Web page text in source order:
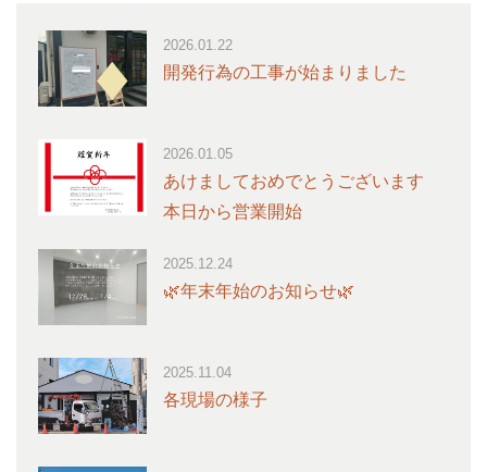
2026.01.22
開発行為の工事が始まりました
2026.01.05
あけましておめでとうございます
本日から営業開始
2025.12.24
🌿年末年始のお知らせ🌿
2025.11.04
各現場の様子